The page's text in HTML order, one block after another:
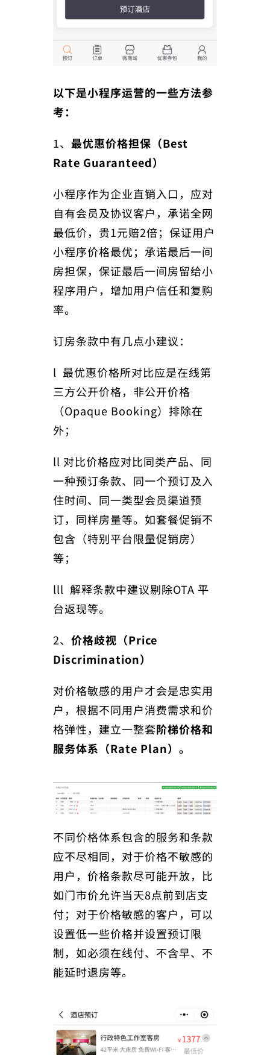
以下是小程序运营的一些方法参
考：
1、最优惠价格担保 （Best
Rate Guaranteed）
小程序作为企业直销入口，应对
自有会员及协议客户，承诺全网
最低价，贵1元赔2倍；保证用户
小程序价格最优；承诺最后一间
房担保，保证最后一间房留给小
程序用户，增加用户信任和复购
率。
订房条款中有几点小建议：
l 最优惠价格所对比应是在线第
三方公开价格，非公开价格
（Opaque Booking）排除在
外；
ll 对比价格应对比同类产品、同
一种预订条款、同一个预订及入
住时间、同一类型会员渠道预
订，同样房量等。如套餐促销不
包含（特别平台限量促销房）
等；
lll 解释条款中建议剔除OTA 平
台返现等。
2、价格歧视（Price
Discrimination）
对价格敏感的用户才会是忠实用
户，根据不同用户消费需求和价
格弹性，建立一整套阶梯价格和
服务体系（Rate Plan）。
不同价格体系包含的服务和条款
应不尽相同，对于价格不敏感的
用户，价格条款尽可能开放，比
如门市价允许当天8点前到店支
付；对于价格敏感的客户，可以
设置低一些价格并设置预订限
制，如必须在线付、不含早、不
能延时退房等。